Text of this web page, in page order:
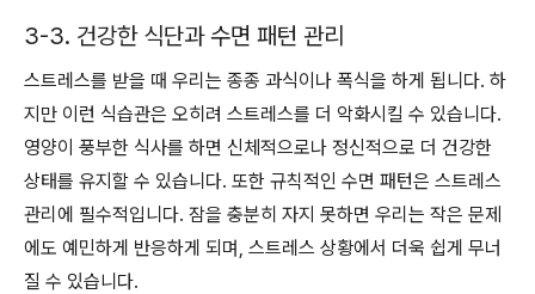
3-3. 건강한 식단과 수면 패턴 관리
스트레스를 받을 때 우리는 종종 과식이나 폭식을 하게 됩니다. 하
지만 이런 식습관은 오히려 스트레스를 더 악화시킬 수 있습니다.
영양이 풍부한 식사를 하면 신체적으로나 정신적으로 더 건강한
상태를 유지할 수 있습니다. 또한 규칙적인 수면 패턴은 스트레스
관리에 필수적입니다. 잠을 충분히 자지 못하면 우리는 작은 문제
에도 예민하게 반응하게 되며, 스트레스 상황에서 더욱 쉽게 무너
질 수 있습니다.